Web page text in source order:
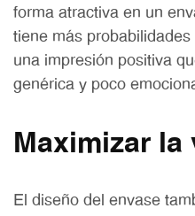
forma atractiva en un
tiene más
una impresión positiva
genérica y poco
Maximizar
El diseño del envase